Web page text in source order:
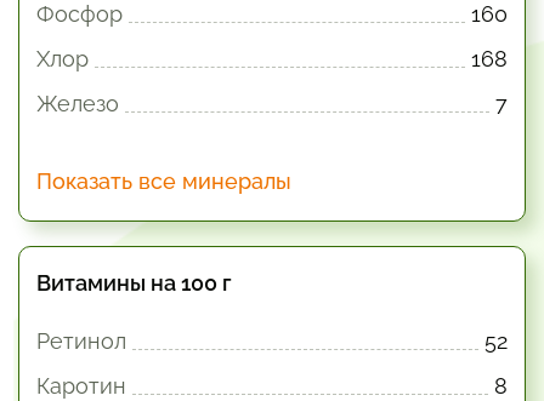
Фосфор
160
Хлор
168
Железо
7
Показать все минералы
Витамины на 100 г
Ретинол
52
Каротин
8